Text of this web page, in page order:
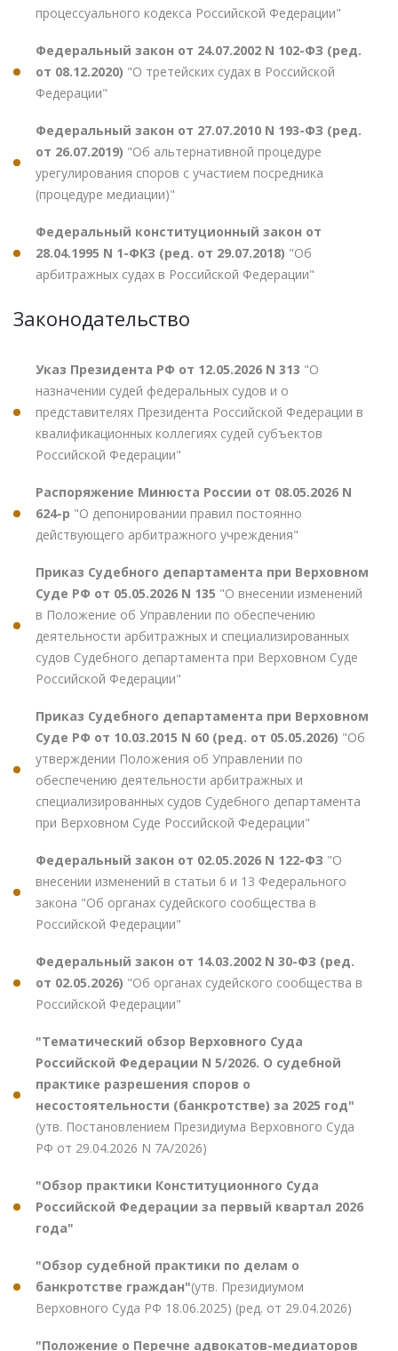
процессуального кодекса Российской Федерации"
Федеральный закон от 24.07.2002 N 102-ФЗ (ред.
от 08.12.2020) "О третейских судах в Российской
Федерации"
Федеральный закон от 27.07.2010 N 193-ФЗ (ред.
от 26.07.2019) "Об альтернативной процедуре
урегулирования споров с участием посредника
(процедуре медиации)"
Федеральный конституционный закон от
28.04.1995 N 1-ФКЗ (ред. от 29.07.2018) "Об
арбитражных судах в Российской Федерации"
Законодательство
Указ Президента РФ от 12.05.2026 N 313 "О
назначении судей федеральных судов и о
представителях Президента Российской Федерации в
квалификационных коллегиях судей субъектов
Российской Федерации"
Распоряжение Минюста России от 08.05.2026 N
624-р "О депонировании правил постоянно
действующего арбитражного учреждения"
Приказ Судебного департамента при Верховном
Суде РФ от 05.05.2026 N 135 "О внесении изменений
в Положение об Управлении по обеспечению
деятельности арбитражных и специализированных
судов Судебного департамента при Верховном Суде
Российской Федерации"
Приказ Судебного департамента при Верховном
Суде РФ от 10.03.2015 N 60 (ред. от 05.05.2026) "Об
утверждении Положения об Управлении по
обеспечению деятельности арбитражных и
специализированных судов Судебного департамента
при Верховном Суде Российской Федерации"
Федеральный закон от 02.05.2026 N 122-ФЗ "О
внесении изменений в статьи 6 и 13 Федерального
закона "Об органах судейского сообщества в
Российской Федерации"
Федеральный закон от 14.03.2002 N 30-ФЗ (ред.
от 02.05.2026) "Об органах судейского сообщества в
Российской Федерации"
"Тематический обзор Верховного Суда
Российской Федерации N 5/2026. О судебной
практике разрешения споров о
несостоятельности (банкротстве) за 2025 год"
(утв. Постановлением Президиума Верховного Суда
РФ от 29.04.2026 N 7А/2026)
"Обзор практики Конституционного Суда
Российской Федерации за первый квартал 2026
года"
"Обзор судебной практики по делам о
банкротстве граждан"(утв. Президиумом
Верховного Суда РФ 18.06.2025) (ред. от 29.04.2026)
"Положение о Перечне адвокатов-медиаторов